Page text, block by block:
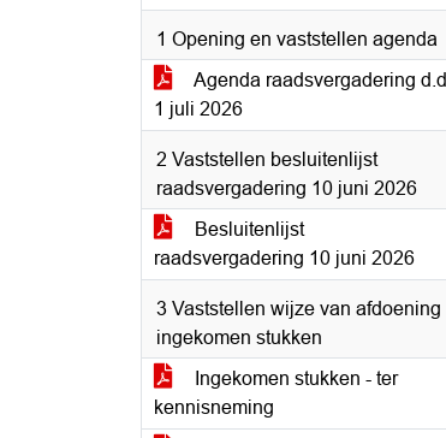
1 Opening en vaststellen agenda
Agenda raadsvergadering d.d.
1 juli 2026
2 Vaststellen besluitenlijst
raadsvergadering 10 juni 2026
Besluitenlijst
raadsvergadering 10 juni 2026
3 Vaststellen wijze van afdoening
ingekomen stukken
Ingekomen stukken - ter
kennisneming